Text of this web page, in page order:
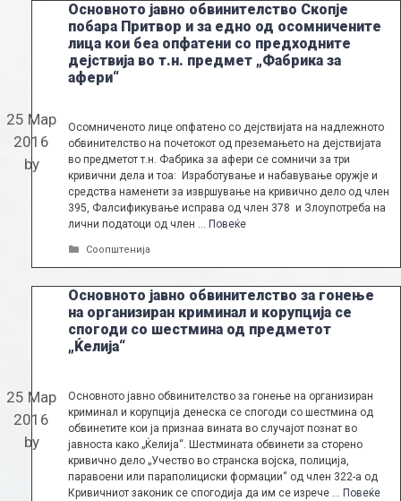
Основното јавно обвинителство Скопје
побара Притвор и за едно од осомничените
лица кои беа опфатени со предходните
дејствија во т.н. предмет „Фабрика за
афери“
25 Мар
2016
by
Осомниченото лице опфатено со дејствијата на надлежното
обвинителство на почетокот од преземањето на дејствијата
во предметот т.н. Фабрика за афери се сомничи за три
кривични дела и тоа: Изработување и набавување оружје и
средства наменети за извршување на кривично дело од член
395, Фалсификување исправа од член 378 и Злоупотреба на
лични податоци од член … Повеќе
Categories
Соопштенија
Основното јавно обвинителство за гонење
на организиран криминал и корупција се
спогоди со шестмина од предметот
„Ќелија“
25 Мар
2016
by
Основното јавно обвинителство за гонење на организиран
криминал и корупција денеска се спогоди со шестмина од
обвинетите кои ја признаа вината во случајот познат во
јавноста како „Ќелија“. Шестмината обвинети за сторено
кривично дело „Учество во странска војска, полиција,
паравоени или параполициски формации“ од член 322-а од
Кривичниот законик се спогодија да им се изрече … Повеќе